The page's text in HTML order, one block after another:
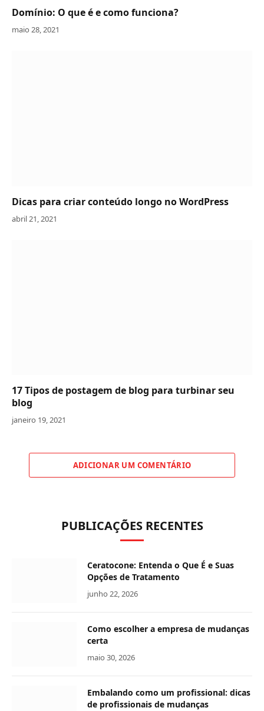
Domínio: O que é e como funciona?
maio 28, 2021
Dicas para criar conteúdo longo no WordPress
abril 21, 2021
17 Tipos de postagem de blog para turbinar seu
blog
janeiro 19, 2021
ADICIONAR UM COMENTÁRIO
PUBLICAÇÕES RECENTES
Ceratocone: Entenda o Que É e Suas
Opções de Tratamento
junho 22, 2026
Como escolher a empresa de mudanças
certa
maio 30, 2026
Embalando como um profissional: dicas
de profissionais de mudanças